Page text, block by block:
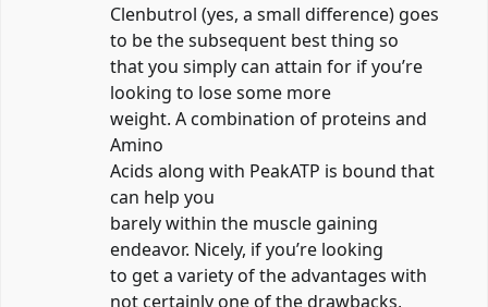
Clenbutrol (yes, a small difference) goes
to be the subsequent best thing so
that you simply can attain for if you’re
looking to lose some more
weight. A combination of proteins and
Amino
Acids along with PeakATP is bound that
can help you
barely within the muscle gaining
endeavor. Nicely, if you’re looking
to get a variety of the advantages with
not certainly one of the drawbacks,